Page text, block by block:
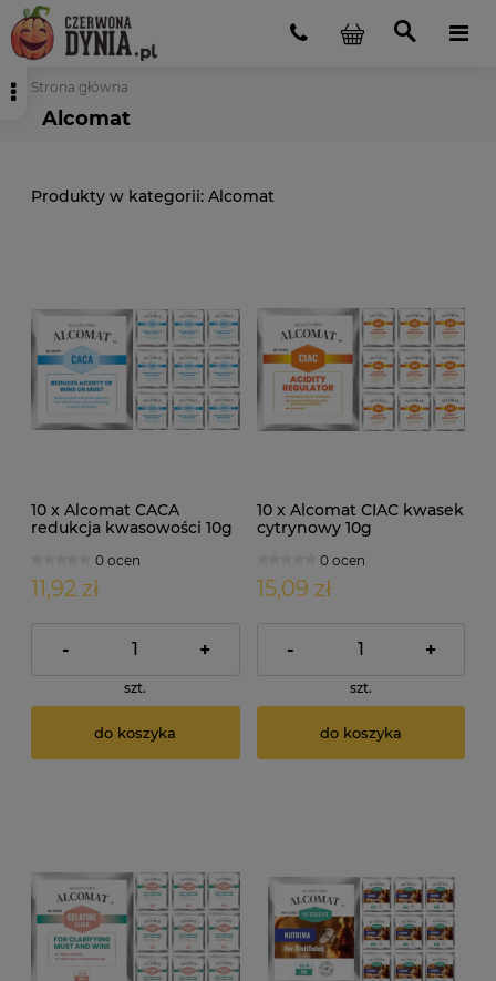
Strona główna
Alcomat
Alcomat
10 x Alcomat CACA
redukcja kwasowości 10g
0 ocen
11,92 zł
- +
szt.
do koszyka
10 x Alcomat CIAC kwasek
cytrynowy 10g
0 ocen
15,09 zł
- +
szt.
do koszyka